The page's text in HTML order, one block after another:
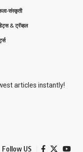
संस्कृती
& ट्रॅव्हल
articles instantly!
Follow US